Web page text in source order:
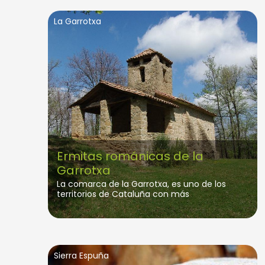
La Garrotxa
Ermitas románicas de la
Garrotxa
La comarca de la Garrotxa, es uno de los
territorios de Cataluña con más
construcciones de origen románico.
situadas en lugares estratégicos: cimas de
montañas, fondos de valles, conos
Sierra Espuña